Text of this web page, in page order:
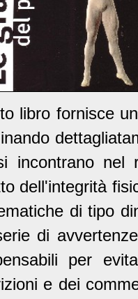
libro fornisce
incontrano nel
dell'integrità
di tipo
di
per
e dei